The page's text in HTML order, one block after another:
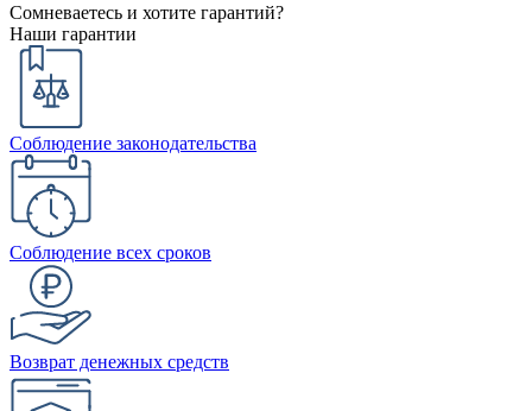
Сомневаетесь и хотите гарантий?
Наши гарантии
Соблюдение законодательства
Соблюдение всех сроков
Возврат денежных средств